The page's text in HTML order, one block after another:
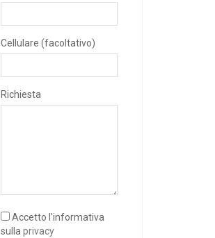
Cellulare (facoltativo)
Richiesta
Accetto l'informativa
sulla privacy